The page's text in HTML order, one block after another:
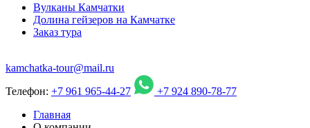
Вулканы Камчатки
Долина гейзеров на Камчатке
Заказ тура
kamchatka-tour@mail.ru
Телефон: +7 961 965-44-27
+7 924 890-78-77
Главная